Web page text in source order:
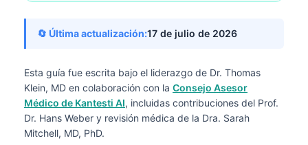
🔄 Última actualización:17 de julio de 2026
Esta guía fue escrita bajo el liderazgo de Dr. Thomas
Klein, MD en colaboración con la Consejo Asesor
Médico de Kantesti AI, incluidas contribuciones del Prof.
Dr. Hans Weber y revisión médica de la Dra. Sarah
Mitchell, MD, PhD.